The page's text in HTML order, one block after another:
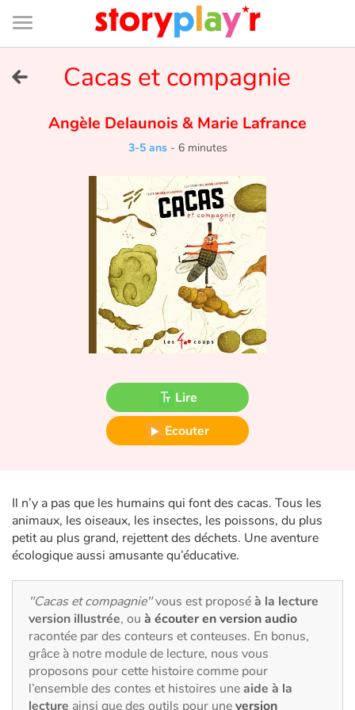
Connexion
Bibliothèque
de
page
Tester gratuitement
Bibliothèque
Contes d'ici et d'ailleurs
Princesses et princes, rois, reines et dragons
Ogres, monstres et sorcières
Écologie, nature, saisons
Les animaux
Voyage, épopée, enquête, aventure
Autour du monde
Apprentissage
Cacas et compagnie
Angèle Delaunois & Marie Lafrance
3-5 ans- 6 minutes
Lire
Ecouter
Il n’y a pas que les humains qui font des cacas. Tous les
animaux, les oiseaux, les insectes, les poissons, du plus
petit au plus grand, rejettent des déchets. Une aventure
écologique aussi amusante qu’éducative.
"Cacas et compagnie"vous est proposéà la lecture
version illustrée, ou à écouter en version audio
racontée par des conteurs et conteuses. En bonus,
grâce à notre module de lecture, nous vous
proposons pour cette histoire comme pour
l’ensemble des contes et histoires uneaide à la
lecture ainsi que des outils pour uneversion